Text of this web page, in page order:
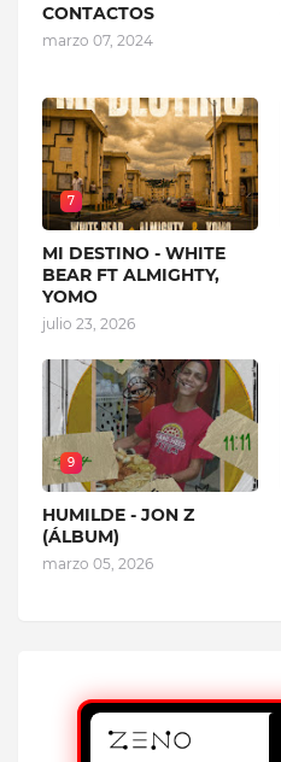
CONTACTOS
marzo 07, 2024
7
MI DESTINO - WHITE
BEAR FT ALMIGHTY,
YOMO
julio 23, 2026
9
HUMILDE - JON Z
(ÁLBUM)
marzo 05, 2026